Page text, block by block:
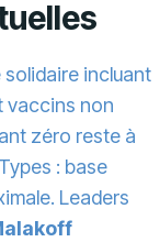
incluant
vaccins non
zéro reste à
: base
Leaders